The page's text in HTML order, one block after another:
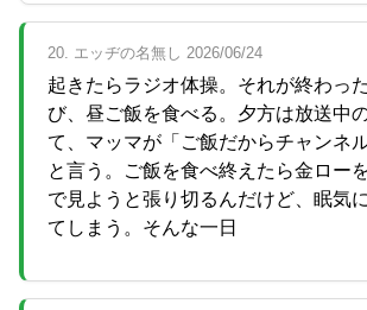
20. エッヂの名無し 2026/06/24
起きたらラジオ体操。それが終わっ
び、昼ご飯を食べる。夕方は放送中
て、マッマが「ご飯だからチャンネ
と言う。ご飯を食べ終えたら金ロー
で見ようと張り切るんだけど、眠気
てしまう。そんな一日